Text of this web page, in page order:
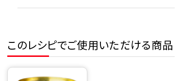
このレシピでご使用いただける商品